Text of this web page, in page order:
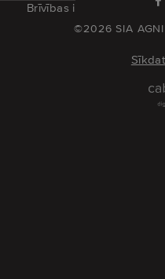
Brīvības iela 173 – 27
©2026 SIA AGNI